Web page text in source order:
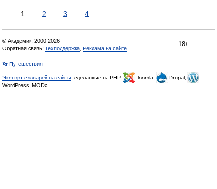
1 2 3 4
18+
© Академик, 2000-2026
Обратная связь: Техподдержка Реклама на сайте
👣 Путешествия
Экспорт словарей на сайты , сделанные на PHP, Joomla,
Drupal,
WordPress, MODx.